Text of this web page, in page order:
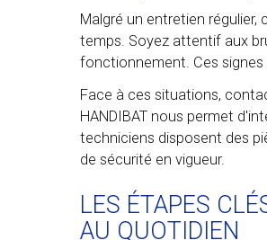
Malgré un entretien
temps. Soyez attentif aux
fonctionnement. Ces signes
Face à ces situations,
HANDIBAT nous permet
techniciens disposent des
de sécurité en vigueur.
LES ÉTAPES
AU QUOTIDIEN